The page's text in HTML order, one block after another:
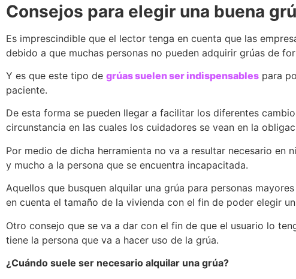
Consejos para elegir una buena
Es imprescindible que el lector tenga en cuenta que las
debido a que muchas personas no pueden adquirir grúas de
Y es que este tipo de grúas suelen ser indispensables para
paciente.
De esta forma se pueden llegar a facilitar los diferentes
circunstancia en las cuales los cuidadores se vean en la
Por medio de dicha herramienta no va a resultar necesario en
y mucho a la persona que se encuentra incapacitada.
Aquellos que busquen alquilar una grúa para personas
en cuenta el tamaño de la vivienda con el fin de poder elegir
Otro consejo que se va a dar con el fin de que el usuario lo
tiene la persona que va a hacer uso de la grúa.
¿Cuándo suele ser necesario alquilar una grúa?